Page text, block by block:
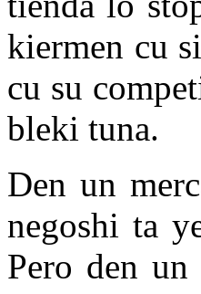
kiermen cu
cu su
bleki tuna.
Den un
negoshi ta
Pero den